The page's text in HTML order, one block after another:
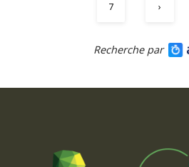
7 ›
Recherche par